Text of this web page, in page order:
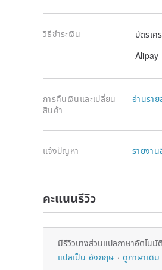
วิธีชำระเงิน
บัตรเค
Alipay
การคืนเงินและเปลี่ยน
สินค้า
อ่านรา
แจ้งปัญหา รายงา
คะแนนรีวิว
มีรีวิวบางส่วนแปลภาษาอัตโนมั
แปลเป็น อังกฤษ
ดูภาษาเดิม